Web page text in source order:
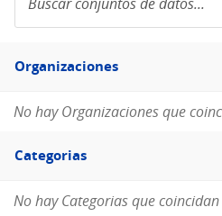
conjuntos
de
Filtro
Organizaciones
Organizaciones
No hay Organizaciones que
Filtro
Categorias
Categorias
No hay Categorias que